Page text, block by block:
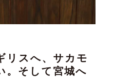
リスへ、サカモ
。そして宮城へ